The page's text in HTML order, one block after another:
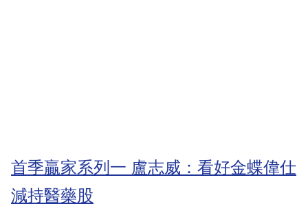
首季贏家系列一 盧志威：看好金蝶偉仕
減持醫藥股